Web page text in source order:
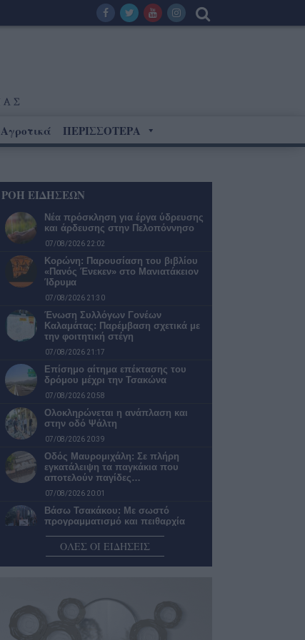
Αγροτικά ΠΕΡΙΣΣΟΤΕΡΑ
ΡΟΗ ΕΙΔΗΣΕΩΝ
Νέα πρόσκληση για έργα ύδρευσης
και άρδευσης στην Πελοπόννησο
07/08/2026 22:02
Κορώνη: Παρουσίαση του βιβλίου
«Πανός Ένεκεν» στο Μανιατάκειον
Ίδρυµα
07/08/2026 21:30
Ένωση Συλλόγων Γονέων
Καλαμάτας: Παρέμβαση σχετικά με
την φοιτητική στέγη
07/08/2026 21:17
Επίσημο αίτημα επέκτασης του
δρόμου μέχρι την Τσακώνα
07/08/2026 20:58
Ολοκληρώνεται η ανάπλαση και
στην οδό Ψάλτη
07/08/2026 20:39
Οδός Μαυρομιχάλη: Σε πλήρη
εγκατάλειψη τα παγκάκια που
αποτελούν παγίδες…
07/08/2026 20:01
Βάσω Τσακάκου: Με σωστό
προγραμματισμό και πειθαρχία
07/08/2026 19:00
Καλαμάτα: Απαράδεκτη η εικόνα σε
07/08/2026 18:25
Λύσεις για προβλήματα ύδρευσης –
αποχέτευσης ανήγγειλε η πρόεδρος
ΟΛΕΣ ΟΙ ΕΙΔΗΣΕΙΣ